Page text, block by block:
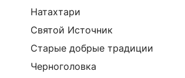
Натахтари
Святой Источник
Старые добрые традиции
Черноголовка